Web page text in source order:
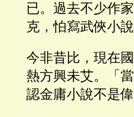
已。過去不少作
克，怕寫武俠小
今非昔比，現在
熱方興未艾。「
認金庸小說不是